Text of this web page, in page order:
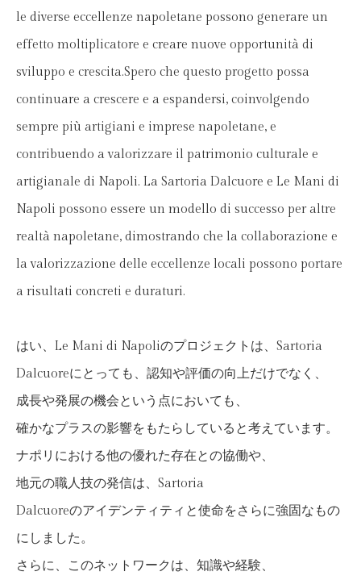
le diverse eccellenze napoletane possono generare un
effetto moltiplicatore e creare nuove opportunità di
sviluppo e crescita.Spero che questo progetto possa
continuare a crescere e a espandersi, coinvolgendo
sempre più artigiani e imprese napoletane, e
contribuendo a valorizzare il patrimonio culturale e
artigianale di Napoli. La Sartoria Dalcuore e Le Mani di
Napoli possono essere un modello di successo per altre
realtà napoletane, dimostrando che la collaborazione e
la valorizzazione delle eccellenze locali possono portare
a risultati concreti e duraturi.
はい、Le Mani di Napoliのプロジェクトは、Sartoria
Dalcuoreにとっても、認知や評価の向上だけでなく、
成長や発展の機会という点においても、
確かなプラスの影響をもたらしていると考えています。
ナポリにおける他の優れた存在との協働や、
地元の職人技の発信は、Sartoria
Dalcuoreのアイデンティティと使命をさらに強固なもの
にしました。
さらに、このネットワークは、知識や経験、